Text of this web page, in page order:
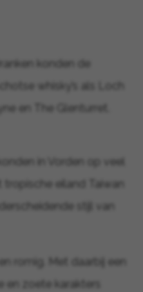
konden de
whisky’s als Loch
en The Glenturret.
in Vorden op veel
eiland Taiwan
stijl van
romig. Met daarbij een
en zoete karakters